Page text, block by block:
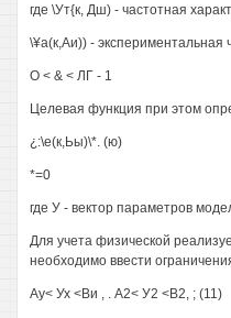
где \Ут{к, Дш) - частотная
\¥а(к,Аи)) - экспериментальная
О < & < ЛГ - 1
Целевая функция при этом
¿:\е(к,Ьы)\*. (ю)
*=0
где У - вектор параметров
Для учета физической
необходимо ввести
Ау< Ух <Ви , . А2< У2 <В2, ; (11)